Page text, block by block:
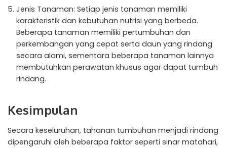
Jenis Tanaman: Setiap jenis tanaman memiliki
karakteristik dan kebutuhan nutrisi yang berbeda.
Beberapa tanaman memiliki pertumbuhan dan
perkembangan yang cepat serta daun yang rindang
secara alami, sementara beberapa tanaman lainnya
membutuhkan perawatan khusus agar dapat tumbuh
rindang.
Kesimpulan
Secara keseluruhan, tahanan tumbuhan menjadi rindang
dipengaruhi oleh beberapa faktor seperti sinar matahari,